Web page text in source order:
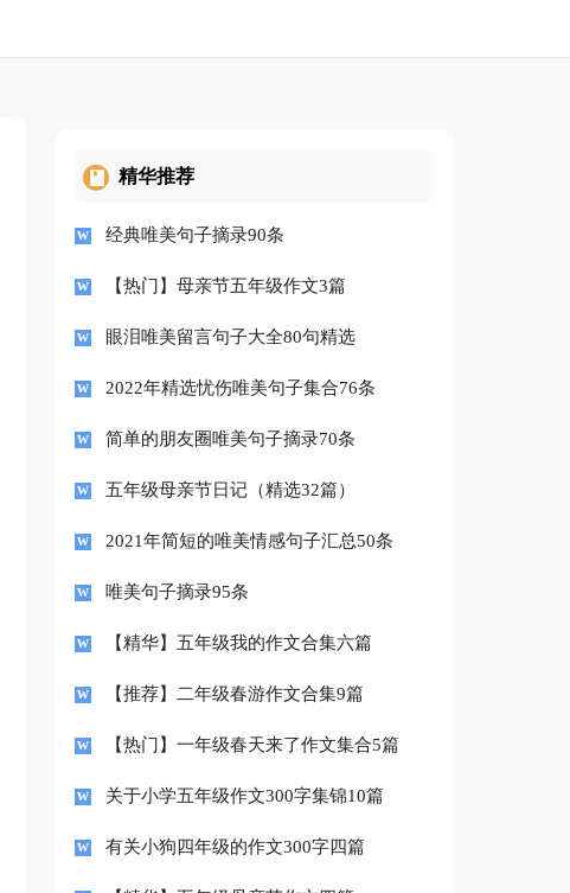
精华推荐
经典唯美句子摘录90条
【热门】母亲节五年级作文3篇
眼泪唯美留言句子大全80句精选
2022年精选忧伤唯美句子集合76条
简单的朋友圈唯美句子摘录70条
五年级母亲节日记（精选32篇）
2021年简短的唯美情感句子汇总50条
唯美句子摘录95条
【精华】五年级我的作文合集六篇
【推荐】二年级春游作文合集9篇
【热门】一年级春天来了作文集合5篇
关于小学五年级作文300字集锦10篇
有关小狗四年级的作文300字四篇